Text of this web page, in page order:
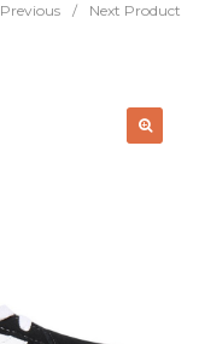
Previous / Next Product